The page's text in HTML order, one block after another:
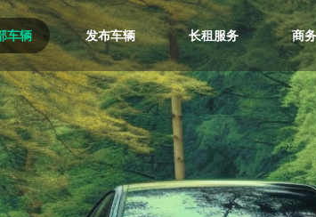
车辆 发布车辆 长租服务 商